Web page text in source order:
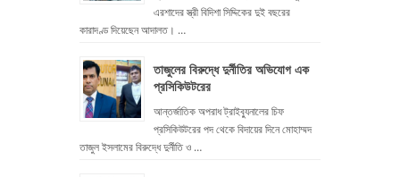
এরশাদের স্ত্রী বিদিশা সিদ্দিকের দুই বছরের
কারাদণ্ড দিয়েছেন আদালত। …
তাজুলের বিরুদ্ধে দুর্নীতির অভিযোগ এক
প্রসিকিউটরের
আন্তর্জাতিক অপরাধ ট্রাইব্যুনালের চিফ
প্রসিকিউটরের পদ থেকে বিদায়ের দিনে মোহাম্মদ
তাজুল ইসলামের বিরুদ্ধে দুর্নীতি ও …